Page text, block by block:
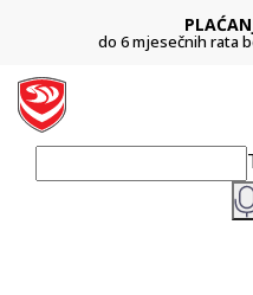
do 6 mjesečnih rata